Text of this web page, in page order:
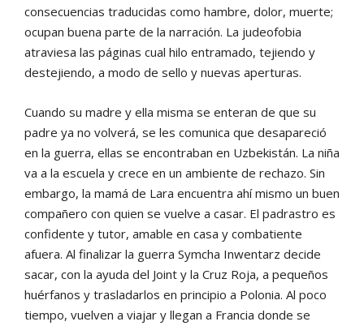
consecuencias traducidas como hambre, dolor, muerte;
ocupan buena parte de la narración. La judeofobia
atraviesa las páginas cual hilo entramado, tejiendo y
destejiendo, a modo de sello y nuevas aperturas.
Cuando su madre y ella misma se enteran de que su
padre ya no volverá, se les comunica que desapareció
en la guerra, ellas se encontraban en Uzbekistán. La niña
va a la escuela y crece en un ambiente de rechazo. Sin
embargo, la mamá de Lara encuentra ahí mismo un buen
compañero con quien se vuelve a casar. El padrastro es
confidente y tutor, amable en casa y combatiente
afuera. Al finalizar la guerra Symcha Inwentarz decide
sacar, con la ayuda del Joint y la Cruz Roja, a pequeños
huérfanos y trasladarlos en principio a Polonia. Al poco
tiempo, vuelven a viajar y llegan a Francia donde se